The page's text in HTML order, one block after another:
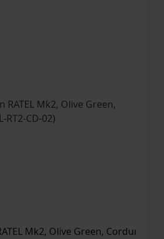
[mm]
Mk2, Olive Green, Cordura, 25L